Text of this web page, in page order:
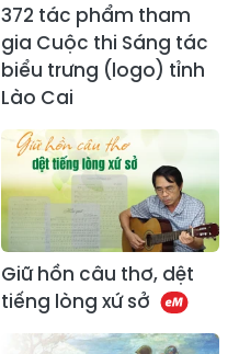
372 tác phẩm tham
gia Cuộc thi Sáng tác
biểu trưng (logo) tỉnh
Lào Cai
Giữ hồn câu thơ, dệt
tiếng lòng xứ sở